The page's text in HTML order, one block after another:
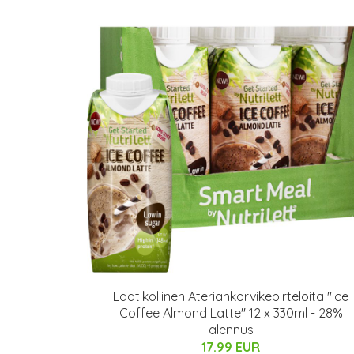
Laatikollinen Ateriankorvikepirtelöitä "Ice
Coffee Almond Latte" 12 x 330ml - 28%
alennus
17.99 EUR